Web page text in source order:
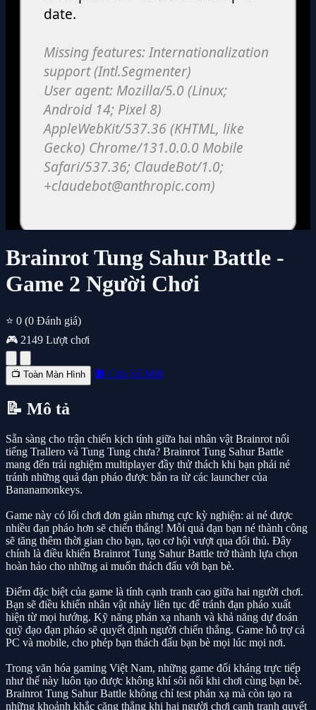
Brainrot Tung Sahur Battle -
Game 2 Người Chơi
⭐ 0 (0 Đánh giá)
🎮 2149 Lượt chơi
📺 Toàn Màn Hình 🔲 Cửa Sổ Mới
📝 Mô tả
Sẵn sàng cho trận chiến kịch tính giữa hai nhân vật Brainrot nổi
tiếng Trallero và Tung Tung chưa? Brainrot Tung Sahur Battle
mang đến trải nghiệm multiplayer đầy thử thách khi bạn phải né
tránh những quả đạn pháo được bắn ra từ các launcher của
Bananamonkeys.
Game này có lối chơi đơn giản nhưng cực kỳ nghiện: ai né được
nhiều đạn pháo hơn sẽ chiến thắng! Mỗi quả đạn bạn né thành công
sẽ tăng thêm thời gian cho bạn, tạo cơ hội vượt qua đối thủ. Đây
chính là điều khiến Brainrot Tung Sahur Battle trở thành lựa chọn
hoàn hảo cho những ai muốn thách đấu với bạn bè.
Điểm đặc biệt của game là tính cạnh tranh cao giữa hai người chơi.
Bạn sẽ điều khiển nhân vật nhảy liên tục để tránh đạn pháo xuất
hiện từ mọi hướng. Kỹ năng phản xạ nhanh và khả năng dự đoán
quỹ đạo đạn pháo sẽ quyết định người chiến thắng. Game hỗ trợ cả
PC và mobile, cho phép bạn thách đấu bạn bè mọi lúc mọi nơi.
Trong văn hóa gaming Việt Nam, những game đối kháng trực tiếp
như thế này luôn tạo được không khí sôi nổi khi chơi cùng bạn bè.
Brainrot Tung Sahur Battle không chỉ test phản xạ mà còn tạo ra
những khoảnh khắc căng thẳng khi hai người chơi cạnh tranh quyết